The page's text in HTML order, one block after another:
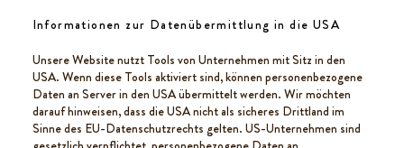
Informationen zur Datenübermittlung in die USA
Unsere Website nutzt Tools von Unternehmen mit Sitz in den
USA. Wenn diese Tools aktiviert sind, können personenbezogene
Daten an Server in den USA übermittelt werden. Wir möchten
darauf hinweisen, dass die USA nicht als sicheres Drittland im
Sinne des EU-Datenschutzrechts gelten. US-Unternehmen sind